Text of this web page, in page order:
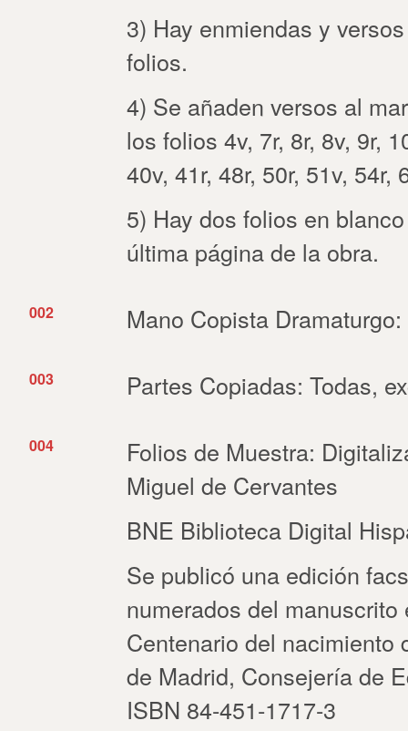
3) Hay enmiendas y
folios.
4) Se añaden versos al
los folios 4v, 7r, 8r, 8v, 9r,
40v, 41r, 48r, 50r, 51v, 54r,
5) Hay dos folios en
última página de la obra.
002 Mano Copista
003 Partes Copiadas: Todas,
004
Folios de Muestra:
Miguel de Cervantes
BNE Biblioteca Digital
Se publicó una edición
numerados del
Centenario del nacimiento
de Madrid, Consejería de
ISBN 84-451-1717-3